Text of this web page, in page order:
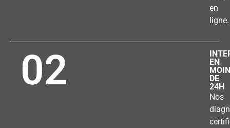
en
ligne.
02
EN
DE
24H
Nos